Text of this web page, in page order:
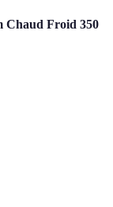
Chaud Froid 350